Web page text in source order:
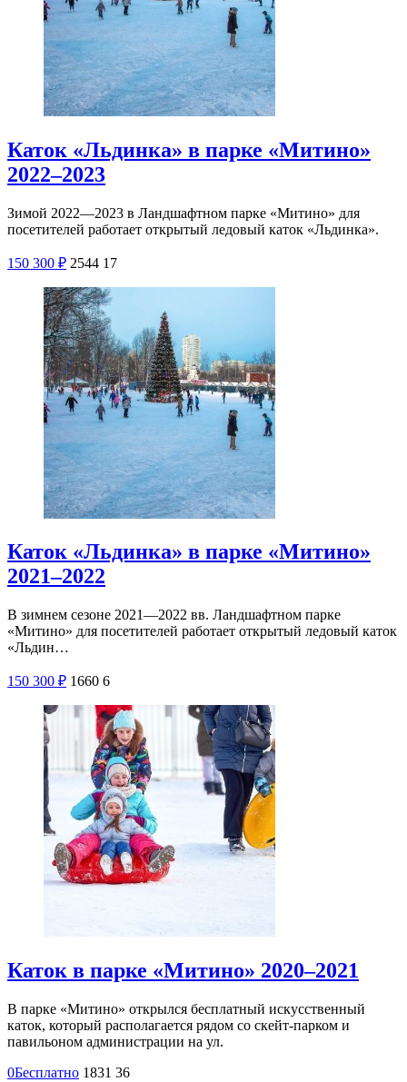
Каток «Льдинка» в парке «Митино»
2022–2023
Зимой 2022—2023 в Ландшафтном парке «Митино» для
посетителей работает открытый ледовый каток «Льдинка».
150 300 ₽ 2544 17
Каток «Льдинка» в парке «Митино»
2021–2022
В зимнем сезоне 2021—2022 вв. Ландшафтном парке
«Митино» для посетителей работает открытый ледовый каток
«Льдин…
150 300 ₽ 1660 6
Каток в парке «Митино» 2020–2021
В парке «Митино» открылся бесплатный искусственный
каток, который располагается рядом со скейт-парком и
павильоном администрации на ул.
0Бесплатно 1831 36